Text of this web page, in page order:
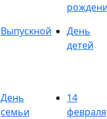
Выпускной
День
детей
День
семьи
14
февраля